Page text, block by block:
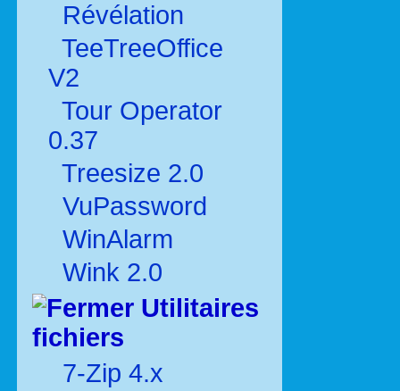
Révélation
TeeTreeOffice
V2
Tour Operator
0.37
Treesize 2.0
VuPassword
WinAlarm
Wink 2.0
Utilitaires
fichiers
7-Zip 4.x